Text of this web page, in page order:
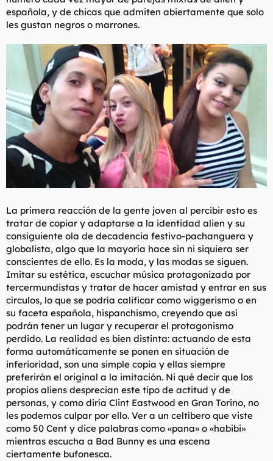
española, y de chicas que admiten abiertamente que solo
les gustan negros o marrones.
La primera reacción de la gente joven al percibir esto es
tratar de copiar y adaptarse a la identidad alien y su
consiguiente ola de decadencia festivo-pachanguera y
globalista, algo que la mayoría hace sin ni siquiera ser
conscientes de ello. Es la moda, y las modas se siguen.
Imitar su estética, escuchar música protagonizada por
tercermundistas y tratar de hacer amistad y entrar en sus
círculos, lo que se podría calificar como wiggerismo o en
su faceta española, hispanchismo, creyendo que así
podrán tener un lugar y recuperar el protagonismo
perdido. La realidad es bien distinta: actuando de esta
forma automáticamente se ponen en situación de
inferioridad, son una simple copia y ellas siempre
preferirán el original a la imitación. Ni qué decir que los
propios aliens desprecian este tipo de actitud y de
personas, y como diría Clint Eastwood en Gran Torino, no
les podemos culpar por ello. Ver a un celtíbero que viste
como 50 Cent y dice palabras como «pana» o «habibi»
mientras escucha a Bad Bunny es una escena
ciertamente bufonesca.